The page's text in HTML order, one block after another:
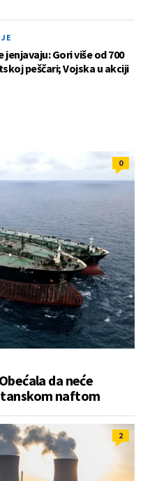
jenjavaju: Gori više od 700
peščari; Vojska u akciji
0
da neće
naftom
2